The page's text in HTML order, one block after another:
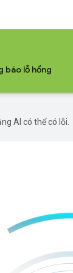
báo lỗ hổng
AI có thể có lỗi.